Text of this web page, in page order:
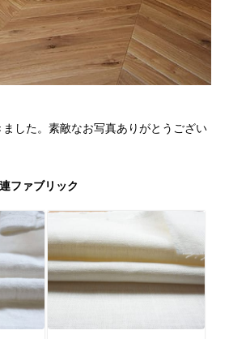
した。素敵なお写真ありがとうござい
ファブリック